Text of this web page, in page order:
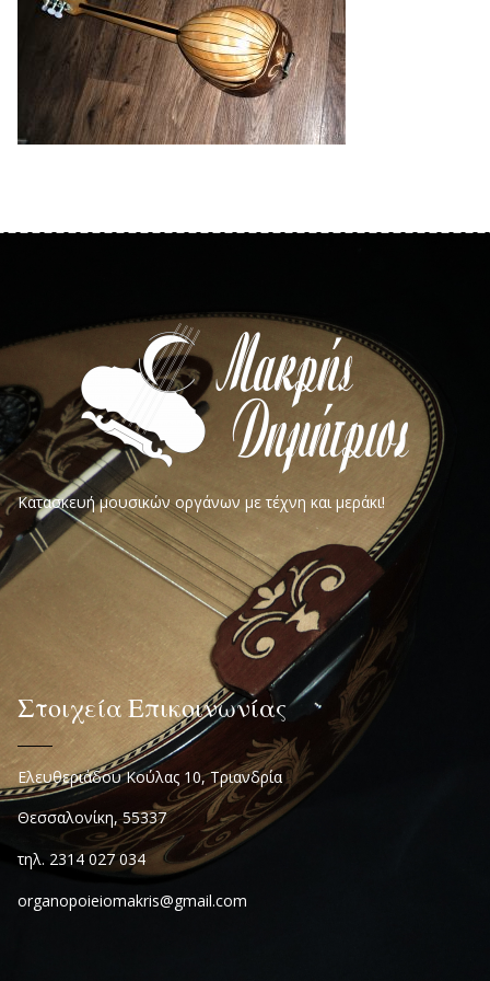
Κατασκευή μουσικών οργάνων με τέχνη και μεράκι!
Στοιχεία Επικοινωνίας
Ελευθεριάδου Κούλας 10, Τριανδρία
Θεσσαλονίκη, 55337
τηλ. 2314 027 034
organopoieiomakris@gmail.com